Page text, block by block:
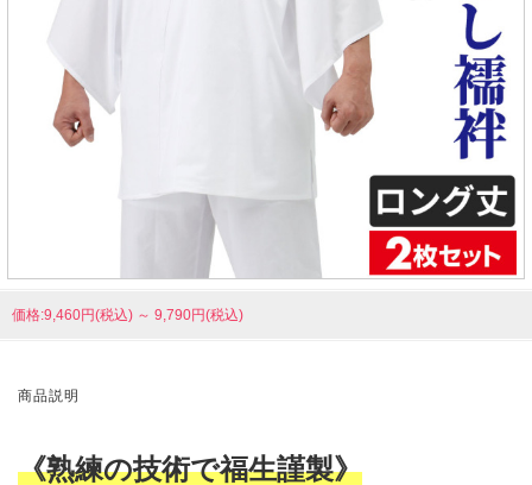
価格:9,460円(税込) ～ 9,790円(税込)
商品説明
《熟練の技術で福生謹製》